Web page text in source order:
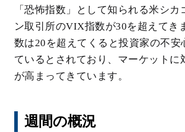
「恐怖指数」として知られる米シカ
ン取引所のVIX指数が30を超えてき
数は20を超えてくると投資家の不安
ているとされており、マーケットに
が高まってきています。
週間の概況